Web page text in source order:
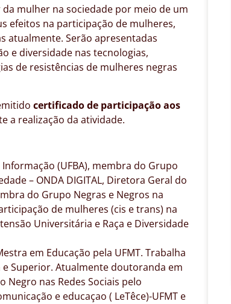
mulher na sociedade por meio de um
efeitos na participação de mulheres,
atualmente. Serão apresentadas
e diversidade nas tecnologias,
de resistências de mulheres negras
certificado de participação aos
a realização da atividade.
(UFBA), membra do Grupo
– ONDA DIGITAL, Diretora Geral do
do Grupo Negras e Negros na
de mulheres (cis e trans) na
Universitária e Raça e Diversidade
em Educação pela UFMT. Trabalha
e Superior. Atualmente doutoranda em
Negro nas Redes Sociais pelo
e educaçao ( LeTêce)-UFMT e